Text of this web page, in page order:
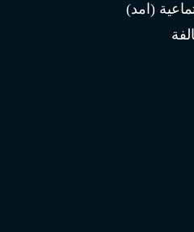
(امد)